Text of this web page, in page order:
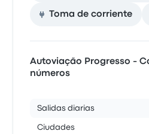
Toma de corriente
Autoviação Progresso -
números
Salidas diarias
Ciudades